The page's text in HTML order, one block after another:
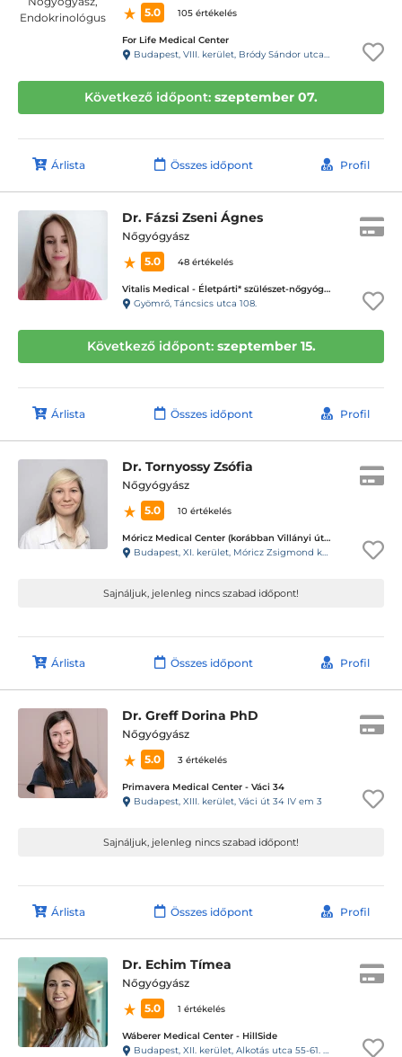
5.0 105 értékelés
For Life Medical Center
Budapest, VIII. kerület, Bródy Sándor utca 28. 1.lépcsőház, fsz. 2.
Következő időpont: szeptember 07.
Árlista Összes időpont Profil
Dr. Fázsi Zseni Ágnes
Nőgyógyász
5.0
48 értékelés
Vitalis Medical - Életpárti* szülészet-nőgyógyászati magánrendelő
Gyömrő, Táncsics utca 108.
Következő időpont: szeptember 15.
Árlista Összes időpont Profil
Dr. Tornyossy Zsófia
Nőgyógyász
5.0
10 értékelés
Móricz Medical Center (korábban Villányi úti Magán Fül-Orr-Gégészet)
Budapest, XI. kerület, Móricz Zsigmond körtér 2 1-Emelet 2
Sajnáljuk, jelenleg nincs szabad időpont!
Árlista Összes időpont Profil
Dr. Greff Dorina PhD
Nőgyógyász
5.0
3 értékelés
Primavera Medical Center - Váci 34
Budapest, XIII. kerület, Váci út 34 IV em 3
Sajnáljuk, jelenleg nincs szabad időpont!
Árlista Összes időpont Profil
Dr. Echim Tímea
Nőgyógyász
5.0
1 értékelés
Wáberer Medical Center - HillSide
Budapest, XII. kerület, Alkotás utca 55-61. Hillside